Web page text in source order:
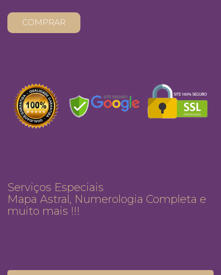
COMPRAR
Serviços Especiais
Mapa Astral, Numerologia Completa e
muito mais !!!